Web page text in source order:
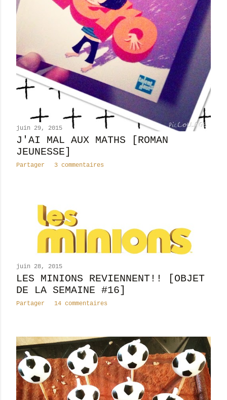
juin 29, 2015
J'AI MAL AUX MATHS [ROMAN
JEUNESSE]
Partager 3 commentaires
juin 28, 2015
LES MINIONS REVIENNENT!! [OBJET
DE LA SEMAINE #16]
Partager 14 commentaires